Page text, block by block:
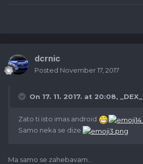
dcrnic
Posted November 17, 2017
On 17. 11. 2017. at 20:08, _DEX_
Zato ti isto imas android
Samo neka se dize
Ma samo se zahebavam...